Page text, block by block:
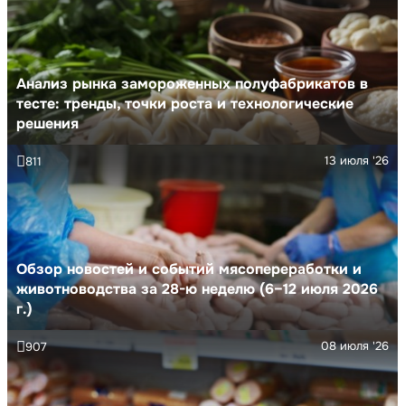
Анализ рынка замороженных полуфабрикатов в
тесте: тренды, точки роста и технологические
решения
Обзор новостей и событий мясопереработки и
животноводства за 28-ю неделю (6–12 июля 2026
г.)
13 июля '26
811
08 июля '26
907